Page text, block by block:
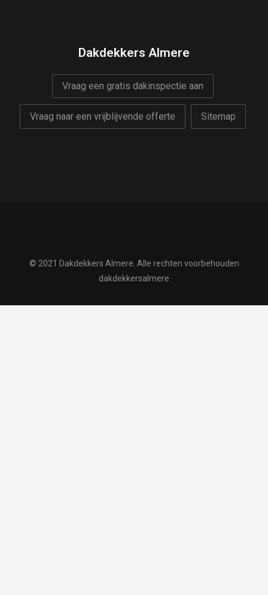
Dakdekkers Almere
Vraag een gratis dakinspectie aan
Vraag naar een vrijblijvende offerte Sitemap
© 2021 Dakdekkers Almere. Alle rechten voorbehouden
dakdekkersalmere